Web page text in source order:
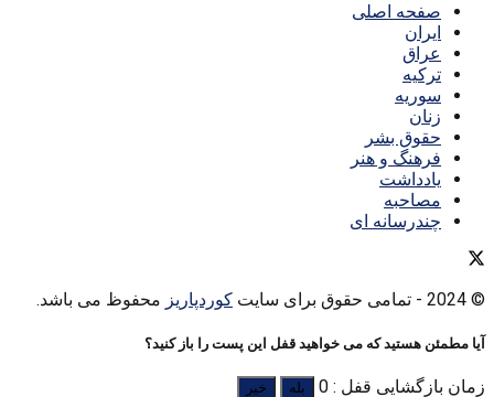
صفحه اصلی
ایران
عراق
ترکیه
سوریه
زنان
حقوق بشر
فرهنگ و هنر
یادداشت
مصاحبه
چندرسانه ای
© 2024 - تمامی حقوق برای سایت کوردپاریز محفوظ می باشد.
آیا مطمئن هستید که می خواهید قفل این پست را باز کنید؟
زمان بازگشایی قفل : 0 بله خیر